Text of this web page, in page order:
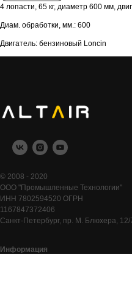
4 лопасти, 65 кг, диаметр 600 мм,
Диам. обработки, мм.: 600
Двигатель: бензиновый Loncin
© 2008 - 2020
ООО "Промышленные Технологии"
ИНН 7802594520 ОГРН
1167847372406
Санкт-Петербург, пр. М. Блюхера, 12/
Информация